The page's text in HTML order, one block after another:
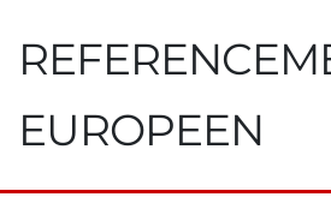
EUROPEEN